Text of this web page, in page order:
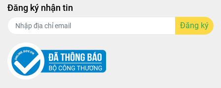
Đăng ký nhận tin
Đăng ký